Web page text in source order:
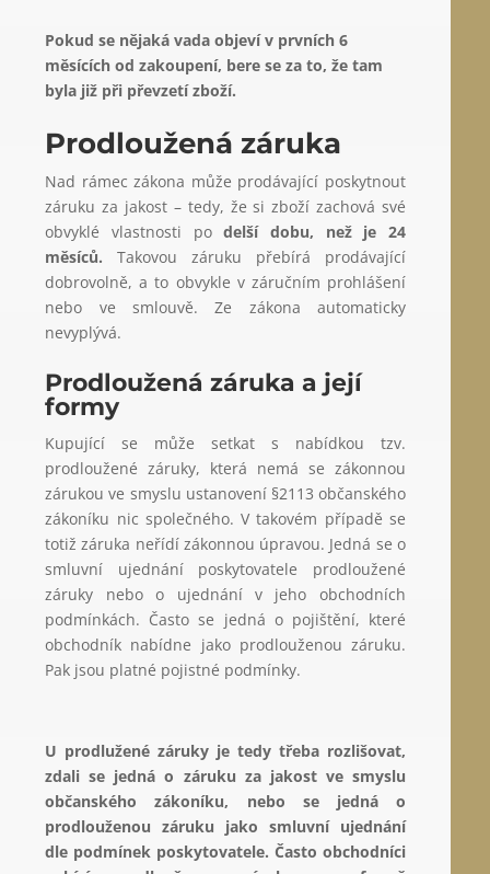
Pokud se nějaká vada objeví v prvních 6
měsících od zakoupení, bere se za to, že tam
byla již při převzetí zboží.
Prodloužená záruka
Nad rámec zákona může prodávající poskytnout
záruku za jakost – tedy, že si zboží zachová své
obvyklé vlastnosti podelší dobu, než je 24
měsíců. Takovou záruku přebírá prodávající
dobrovolně, a to obvykle v záručním prohlášení
nebo ve smlouvě. Ze zákona automaticky
nevyplývá.
Prodloužená záruka a její
formy
Kupující se může setkat s nabídkou tzv.
prodloužené záruky, která nemá se zákonnou
zárukou ve smyslu ustanovení §2113 občanského
zákoníku nic společného. V takovém případě se
totiž záruka neřídí zákonnou úpravou. Jedná se o
smluvní ujednání poskytovatele prodloužené
záruky nebo o ujednání v jeho obchodních
podmínkách. Často se jedná o pojištění, které
obchodník nabídne jako prodlouženou záruku.
Pak jsou platné pojistné podmínky.
U prodlužené záruky je tedy třeba rozlišovat,
zdali se jedná o záruku za jakost ve smyslu
občanského zákoníku, nebo se jedná o
prodlouženou záruku jako smluvní ujednání
dle podmínek poskytovatele. Často obchodníci